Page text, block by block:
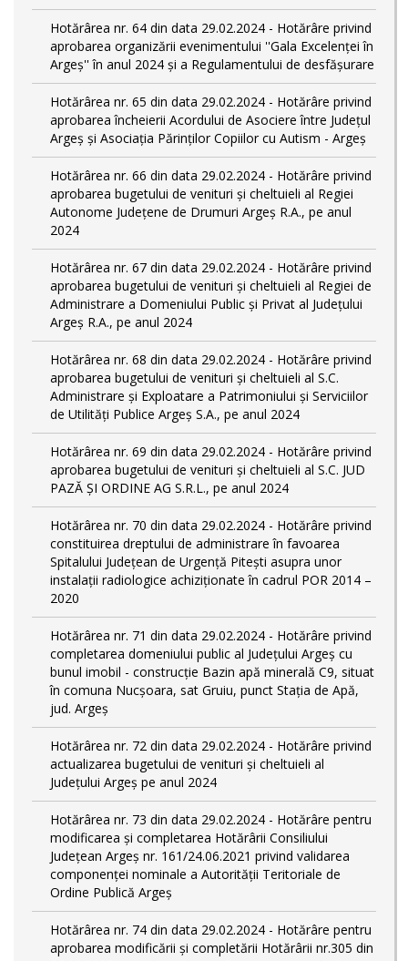
Hotărârea nr. 64 din data 29.02.2024 - Hotărâre privind
aprobarea organizării evenimentului ''Gala Excelenței în
Argeș'' în anul 2024 și a Regulamentului de desfășurare
Hotărârea nr. 65 din data 29.02.2024 - Hotărâre privind
aprobarea încheierii Acordului de Asociere între Județul
Argeș și Asociația Părinților Copiilor cu Autism - Argeș
Hotărârea nr. 66 din data 29.02.2024 - Hotărâre privind
aprobarea bugetului de venituri și cheltuieli al Regiei
Autonome Județene de Drumuri Argeș R.A., pe anul
2024
Hotărârea nr. 67 din data 29.02.2024 - Hotărâre privind
aprobarea bugetului de venituri și cheltuieli al Regiei de
Administrare a Domeniului Public și Privat al Județului
Argeș R.A., pe anul 2024
Hotărârea nr. 68 din data 29.02.2024 - Hotărâre privind
aprobarea bugetului de venituri și cheltuieli al S.C.
Administrare și Exploatare a Patrimoniului și Serviciilor
de Utilități Publice Argeș S.A., pe anul 2024
Hotărârea nr. 69 din data 29.02.2024 - Hotărâre privind
aprobarea bugetului de venituri și cheltuieli al S.C. JUD
PAZĂ ȘI ORDINE AG S.R.L., pe anul 2024
Hotărârea nr. 70 din data 29.02.2024 - Hotărâre privind
constituirea dreptului de administrare în favoarea
Spitalului Județean de Urgență Pitești asupra unor
instalații radiologice achiziționate în cadrul POR 2014 –
2020
Hotărârea nr. 71 din data 29.02.2024 - Hotărâre privind
completarea domeniului public al Judeţului Argeş cu
bunul imobil - construcție Bazin apă minerală C9, situat
în comuna Nucșoara, sat Gruiu, punct Stația de Apă,
jud. Argeș
Hotărârea nr. 72 din data 29.02.2024 - Hotărâre privind
actualizarea bugetului de venituri și cheltuieli al
Județului Argeș pe anul 2024
Hotărârea nr. 73 din data 29.02.2024 - Hotărâre pentru
modificarea și completarea Hotărârii Consiliului
Județean Argeș nr. 161/24.06.2021 privind validarea
componenței nominale a Autorității Teritoriale de
Ordine Publică Argeș
Hotărârea nr. 74 din data 29.02.2024 - Hotărâre pentru
aprobarea modificării şi completării Hotărârii nr.305 din